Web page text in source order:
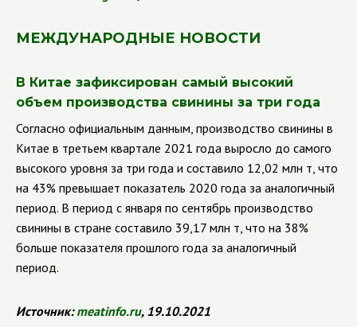
МЕЖДУНАРОДНЫЕ НОВОСТИ
В Китае зафиксирован самый высокий
объем производства свинины за три года
Согласно официальным данным, производство свинины в
Китае в третьем квартале 2021 года выросло до самого
высокого уровня за три года и составило 12,02 млн т, что
на 43% превышает показатель 2020 года за аналогичный
период. В период с января по сентябрь производство
свинины в стране составило 39,17 млн т, что на 38%
больше показателя прошлого года за аналогичный
период.
Источник:meatinfo.ru, 19.10.2021